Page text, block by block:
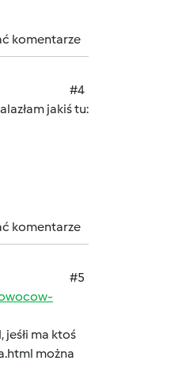
komentarze
#4
jakiś tu:
komentarze
#5
jeśłi ma ktoś
można